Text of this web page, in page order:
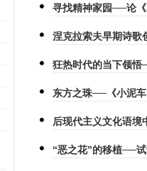
寻找精神家园──论
涅克拉索夫早期诗歌
狂热时代的当下领
东方之珠──《小泥
后现代主义文化语境
“恶之花”的移植──